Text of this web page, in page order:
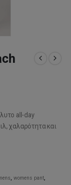
all-day
χαλαρότητα και
,womens pant,